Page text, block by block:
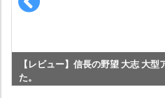
【レビュー】信長の野望 大志 大
た。